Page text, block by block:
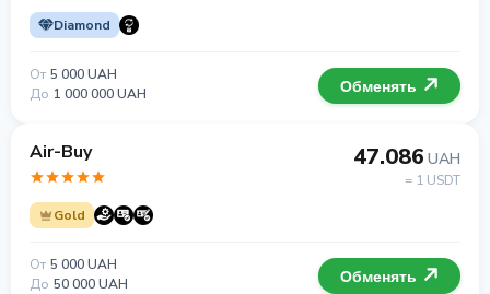
Diamond
От 5 000 UAH
До 1 000 000 UAH Обменять
Air-Buy
Gold
47.086 UAH
= 1 USDT
От 5 000 UAH
До 50 000 UAH Обменять